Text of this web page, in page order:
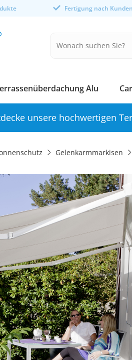
Fertigung nach
Alu
unsere hochwertigen
Gelenkarmmarkisen